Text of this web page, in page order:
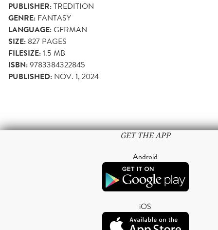
PUBLISHER:TREDITION
GENRE: FANTASY
LANGUAGE:GERMAN
SIZE: 827 PAGES
FILESIZE:1.5 MB
ISBN:9783384322845
PUBLISHED: NOV. 1, 2024
GET THE APP
Android
iOS